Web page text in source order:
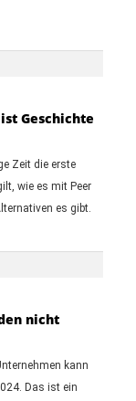
Geschichte
Zeit die erste
wie es mit Peer
es gibt.
nicht
kann
Das ist ein